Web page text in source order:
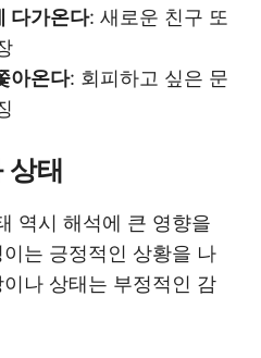
다가온다: 새로운 친구 또
아온다: 회피하고 싶은 문
상태
역시 해석에 큰 영향을
는 긍정적인 상황을 나
나 상태는 부정적인 감